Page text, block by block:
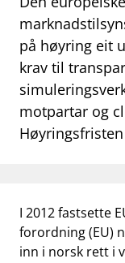
work_outlineJobb hos
dashboard
notifications_noneAbonner på
på høyring eit
krav til
motpartar og
I 2012 fastsette
forordning (EU)
inn i norsk rett i